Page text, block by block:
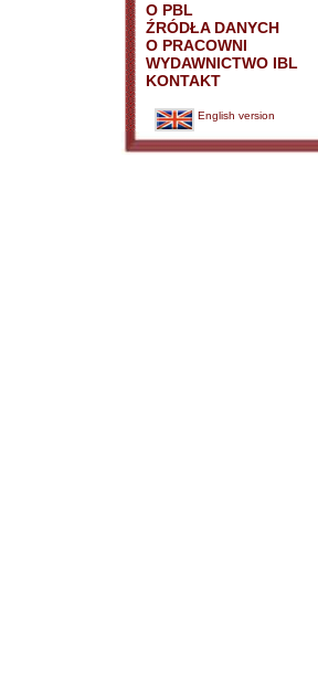
O PBL
ŹRÓDŁA DANYCH
O PRACOWNI
WYDAWNICTWO IBL
KONTAKT
English version